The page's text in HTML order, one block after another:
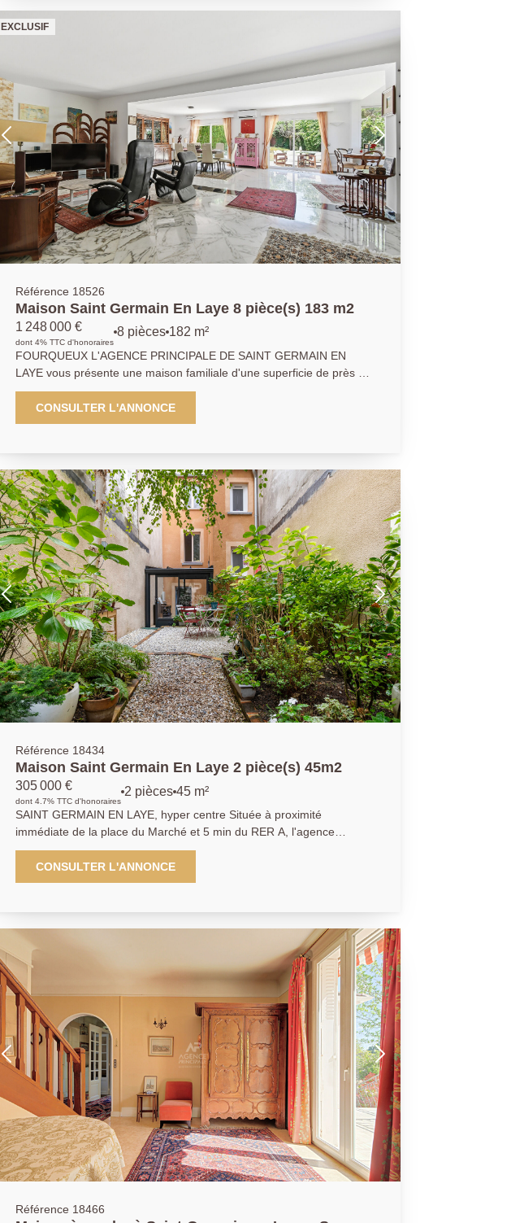
Produit rare.
EXCLUSIF
Référence 18526
Maison Saint Germain En Laye 8 pièce(s) 183 m2
1 248 000 €
dont 4% TTC d'honoraires
8 pièces 182 m²
FOURQUEUX L'AGENCE PRINCIPALE DE SAINT GERMAIN EN
LAYE vous présente une maison familiale d'une superficie de près de
185 m2 habitables et 240 m2 au sol disposant de cinq chambres.
Située à deux pas du lycée international, au coeur d'un
environnement calme et verdoyant vous profiterez d''un séjour
vous offre une terrasse de plus de 30 m2 sans vis à vis qui domine
un environnement verdoyant et boisé. Ses deux salles de bains et sa
salle d'eau permettront à une grande famille de s'installer sans
contrainte. Produit rare et d'exception. Belle opportunité.
CONSULTER L'ANNONCE
Référence 18434
Maison Saint Germain En Laye 2 pièce(s) 45m2
305 000 €
dont 4.7% TTC d'honoraires
2 pièces 45 m²
SAINT GERMAIN EN LAYE, hyper centre Située à proximité
immédiate de la place du Marché et 5 min du RER A, l'agence
principale vous propose de visiter ce bien atypique entre
l'appartement en duplex et la maison de ville avec jardin d'une
surface de 38m + 7m² de véranda au calme et sans vis-à-vis en
avec petit coin repas, Wc, Au 1er étage, salon et au 2nd étage,
chambre avec dressing complet et salle de douche. Coup de coeur
assuré pour ce bien rare sur le marché
CONSULTER L'ANNONCE
Référence 18466